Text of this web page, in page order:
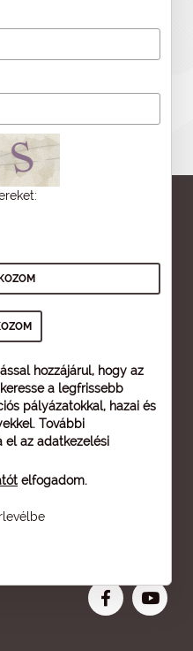
hozzájárul, hogy az
a legfrissebb
pályázatokkal, hazai és
További
el az adatkezelési
elfogadom.